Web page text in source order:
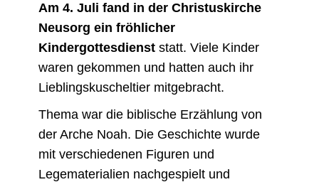
Am 4. Juli fand in der Christuskirche
Neusorg ein fröhlicher
Kindergottesdienst statt. Viele Kinder
waren gekommen und hatten auch ihr
Lieblingskuscheltier mitgebracht.
Thema war die biblische Erzählung von
der Arche Noah. Die Geschichte wurde
mit verschiedenen Figuren und
Legematerialien nachgespielt und